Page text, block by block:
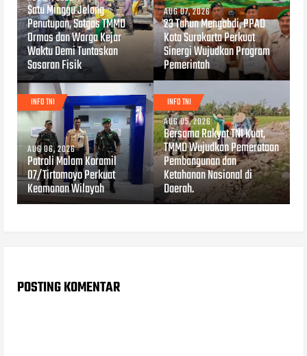
Satu Minggu Jelang
Penutupan, Satgas TMMD
Ormas dan Warga Kejar
Waktu Demi Tuntaskan
Sasaran Fisik
AUG 07, 2026
23 Tahun Mengabdi, PPAD
Kota Surakarta Perkuat
Sinergi Wujudkan Program
Pemerintah
INFO TNI
AUG 06, 2026
Patroli Malam Koramil
07/Tirtomoyo Perkuat
Keamanan Wilayah
INFO TNI
AUG 05, 2026
Bersama Rakyat TNI Kuat,
TMMD Wujudkan Pemerataan
Pembangunan dan
Ketahanan Nasional di
Daerah.
POSTING KOMENTAR